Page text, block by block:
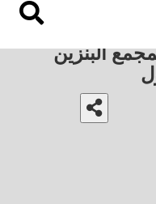
البنزين